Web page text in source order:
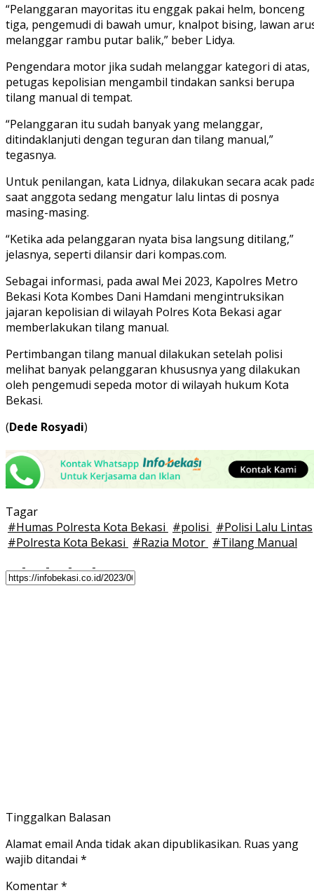
“Pelanggaran mayoritas itu enggak pakai helm, bonceng
tiga, pengemudi di bawah umur, knalpot bising, lawan
melanggar rambu putar balik,” beber Lidya.
Pengendara motor jika sudah melanggar kategori di atas,
petugas kepolisian mengambil tindakan sanksi berupa
tilang manual di tempat.
“Pelanggaran itu sudah banyak yang melanggar,
ditindaklanjuti dengan teguran dan tilang manual,”
tegasnya.
Untuk penilangan, kata Lidnya, dilakukan secara acak
saat anggota sedang mengatur lalu lintas di posnya
masing-masing.
“Ketika ada pelanggaran nyata bisa langsung ditilang,”
jelasnya, seperti dilansir dari kompas.com.
Sebagai informasi, pada awal Mei 2023, Kapolres Metro
Bekasi Kota Kombes Dani Hamdani mengintruksikan
jajaran kepolisian di wilayah Polres Kota Bekasi agar
memberlakukan tilang manual.
Pertimbangan tilang manual dilakukan setelah polisi
melihat banyak pelanggaran khususnya yang dilakukan
oleh pengemudi sepeda motor di wilayah hukum Kota
Bekasi.
(Dede Rosyadi)
Tagar
#Humas Polresta Kota Bekasi #polisi #Polisi Lalu Lintas
#Polresta Kota Bekasi #Razia Motor #Tilang Manual
Tinggalkan Balasan
Alamat email Anda tidak akan dipublikasikan. Ruas yang
wajib ditandai *
Komentar*